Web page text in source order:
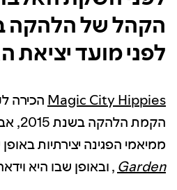
הקהל של הלהקה
לפני מועד יציאת
Magic City Hippies
ממיאמי הפגינה יצירתיות
Garden , ובאופן שבו היא